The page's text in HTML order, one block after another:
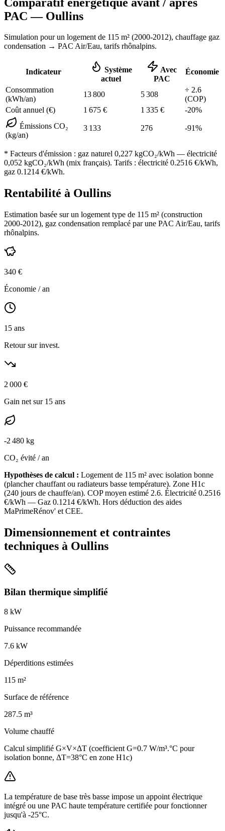
PAC — Oullins
Simulation pour un logement de 115 m² (2000-2012), chauffage gaz
condensation → PAC Air/Eau, tarifs rhônalpins.
Indicateur
Système
actuel
Avec
PAC
Économie
Consommation
(kWh/an)
13 800 5 308
÷ 2.6
(COP)
Coût annuel (€)
1 675 € 1 335 € -20%
Émissions CO₂
(kg/an)
3 133 276 -91%
* Facteurs d'émission : gaz naturel 0,227 kgCO₂/kWh — électricité
0,052 kgCO₂/kWh (mix français). Tarifs : électricité 0.2516 €/kWh,
gaz 0.1214 €/kWh.
Rentabilité à Oullins
Estimation basée sur un logement type de 115 m² (construction
2000-2012), gaz condensation remplacé par une PAC Air/Eau, tarifs
rhônalpins.
340 €
Économie / an
15 ans
Retour sur invest.
2 000 €
Gain net sur 15 ans
-2 480 kg
CO₂ évité / an
Hypothèses de calcul : Logement de 115 m² avec isolation bonne
(plancher chauffant ou radiateurs basse température). Zone H1c
(240 jours de chauffe/an). COP moyen estimé 2.6. Électricité 0.2516
€/kWh — Gaz 0.1214 €/kWh. Hors déduction des aides
MaPrimeRénov' et CEE.
Dimensionnement et contraintes
techniques à Oullins
Bilan thermique simplifié
8 kW
Puissance recommandée
7.6 kW
Déperditions estimées
115 m²
Surface de référence
287.5 m³
Volume chauffé
Calcul simplifié G×V×ΔT (coefficient G=0.7 W/m³.°C pour
isolation bonne, ΔT=38°C en zone H1c)
La température de base très basse impose un appoint électrique
intégré ou une PAC haute température certifiée pour fonctionner
jusqu'à -25°C.